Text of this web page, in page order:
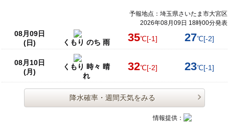
予報地点：埼玉県さいたま市大宮区
2026年08月09日 18時00分発表
08月09日
(日)
くもり のち 雨 35℃[-1] 27℃[-2]
08月10日
(月)
くもり 時々 晴
れ
32℃[-2] 23℃[-1]
降水確率・週間天気をみる
情報提供：